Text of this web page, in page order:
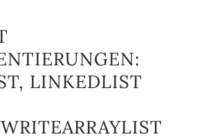
LINKEDLIST